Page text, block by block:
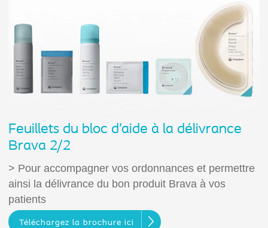
Feuillets du bloc d’aide à la délivrance
Brava 2/2
> Pour accompagner vos ordonnances et permettre
ainsi la délivrance du bon produit Brava à vos
patients
Téléchargez la brochure ici